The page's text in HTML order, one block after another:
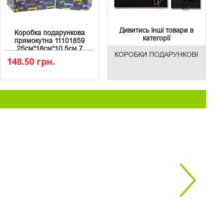
Коробка подарункова
прямокутна 11101859
25см*18см*10.5см 7
148.50 грн.
Дивитись інші товари в
категорії
КОРОБКИ ПОДАРУНКОВІ